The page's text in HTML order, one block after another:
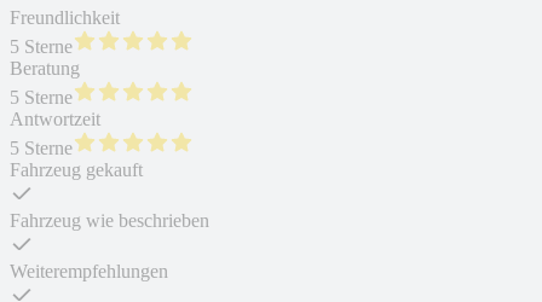
Freundlichkeit
5 Sterne
Beratung
5 Sterne
Antwortzeit
5 Sterne
Fahrzeug gekauft
Fahrzeug wie beschrieben
Weiterempfehlungen